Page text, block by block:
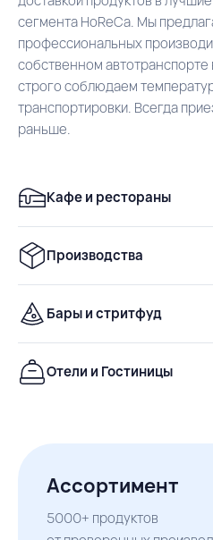
сегмента HoReCa. Мы
профессиональных
собственном
строго соблюдаем
транспортировки. Всегда
раньше.
Кафе и рестораны
Производства
Бары и стритфуд
Отели и Гостиницы
Ассортимент
5000+ продуктов